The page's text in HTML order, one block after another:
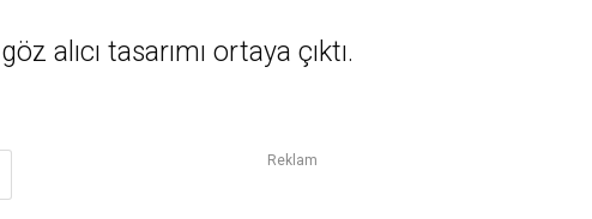
alıcı tasarımı ortaya çıktı.
Reklam